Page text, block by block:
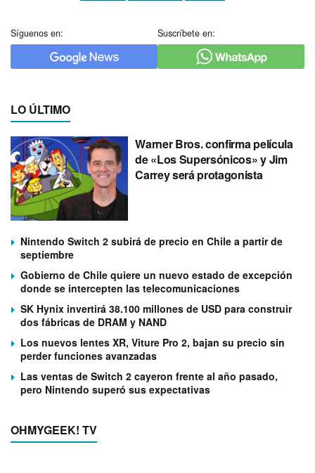
Síguenos en: Suscríbete en:
LO ÚLTIMO
Warner Bros. confirma película
de «Los Supersónicos» y Jim
Carrey será protagonista
Nintendo Switch 2 subirá de precio en Chile a partir de
septiembre
Gobierno de Chile quiere un nuevo estado de excepción
donde se intercepten las telecomunicaciones
SK Hynix invertirá 38.100 millones de USD para construir
dos fábricas de DRAM y NAND
Los nuevos lentes XR, Viture Pro 2, bajan su precio sin
perder funciones avanzadas
Las ventas de Switch 2 cayeron frente al año pasado,
pero Nintendo superó sus expectativas
OHMYGEEK! TV